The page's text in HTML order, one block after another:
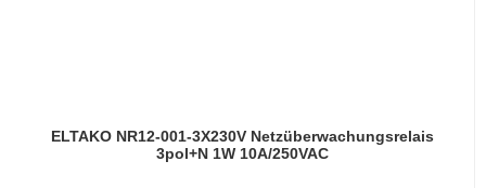
ELTAKO NR12-001-3X230V Netzüberwachungsrelais
3pol+N 1W 10A/250VAC